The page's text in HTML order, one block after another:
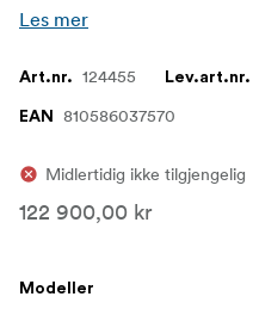
Les mer
Art.nr. 124455 Lev.art.nr.
EAN 810586037570
Midlertidig ikke tilgjengelig
122 900,00 kr
Modeller